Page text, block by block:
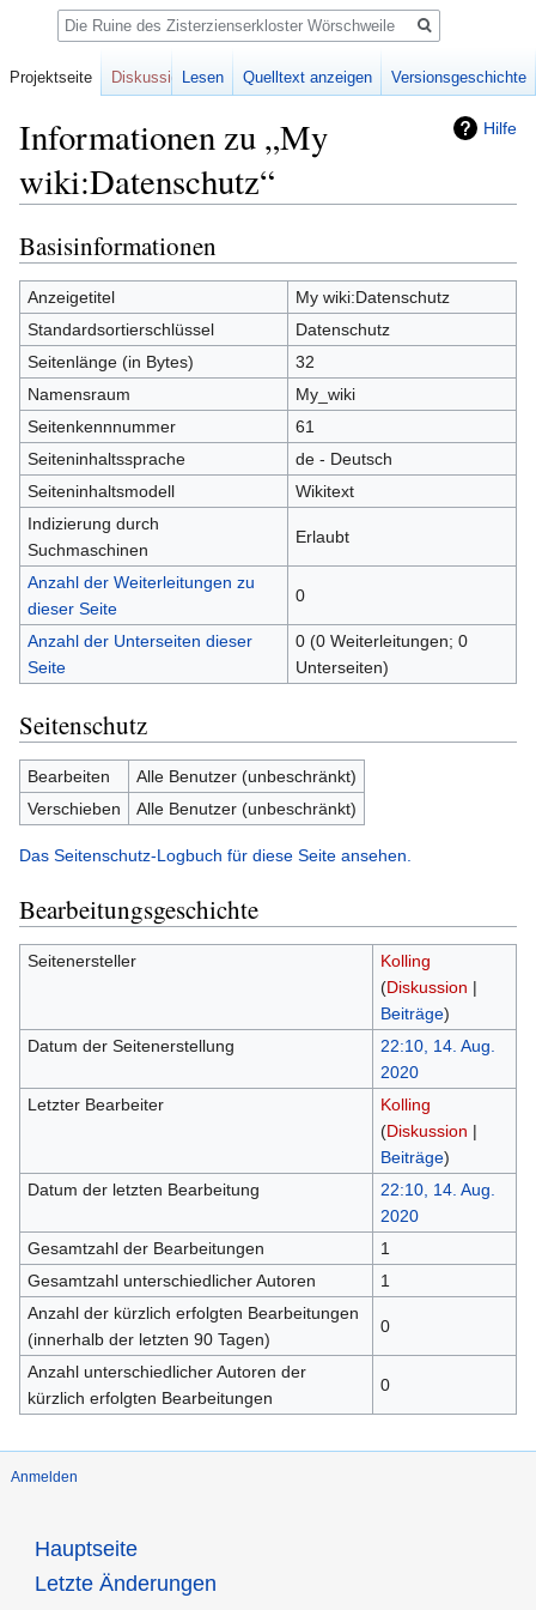
Hilfe
Informationen zu „My
wiki:Datenschutz“
Zur
Navigation
springen
Zur
Suche
springen
Basisinformationen
Anzeigetitel
My wiki:Datenschutz
Standardsortierschlüssel
Datenschutz
Seitenlänge (in Bytes)
32
Namensraum
My_wiki
Seitenkennnummer
61
Seiteninhaltssprache
de - Deutsch
Seiteninhaltsmodell
Wikitext
Indizierung durch
Suchmaschinen
Erlaubt
Anzahl der Weiterleitungen zu
dieser Seite
0
Anzahl der Unterseiten dieser
Seite
0 (0 Weiterleitungen; 0
Unterseiten)
Seitenschutz
Bearbeiten
Alle Benutzer (unbeschränkt)
Verschieben
Alle Benutzer (unbeschränkt)
Das Seitenschutz-Logbuch für diese Seite ansehen.
Bearbeitungsgeschichte
Seitenersteller
Kolling
(Diskussion |
Beiträge)
Datum der Seitenerstellung
22:10, 14. Aug.
2020
Letzter Bearbeiter
Kolling
(Diskussion |
Beiträge)
Datum der letzten Bearbeitung
22:10, 14. Aug.
2020
Gesamtzahl der Bearbeitungen
1
Gesamtzahl unterschiedlicher Autoren
1
Anzahl der kürzlich erfolgten Bearbeitungen
(innerhalb der letzten 90 Tagen)
0
Anzahl unterschiedlicher Autoren der
kürzlich erfolgten Bearbeitungen
0
Anmelden
Projektseite DiskussionLesen Quelltext anzeigen Versionsgeschichte
Suche
Hauptseite
Letzte Änderungen